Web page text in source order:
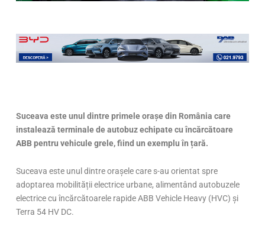
Suceava este unul dintre primele orașe din România care
instalează terminale de autobuz echipate cu încărcătoare
ABB pentru vehicule grele, fiind un exemplu în țară.
Suceava este unul dintre orașele care s-au orientat spre
adoptarea mobilității electrice urbane, alimentând autobuzele
electrice cu încărcătoarele rapide ABB Vehicle Heavy (HVC) și
Terra 54 HV DC.